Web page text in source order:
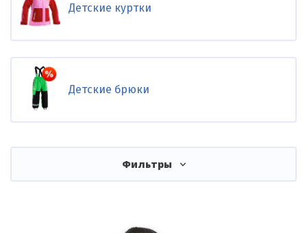
Детские куртки
Детские брюки
Фильтры